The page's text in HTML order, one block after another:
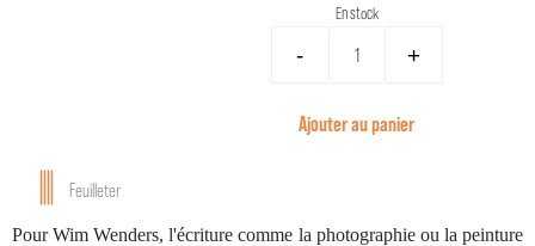
En stock
- +
Ajouter au panier
Feuilleter
Pour Wim Wenders, l'écriture comme la photographie ou la peinture